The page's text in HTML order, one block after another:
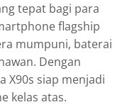
tepat bagi para
flagship
mumpuni, baterai
Dengan
X90s siap menjadi
kelas atas.